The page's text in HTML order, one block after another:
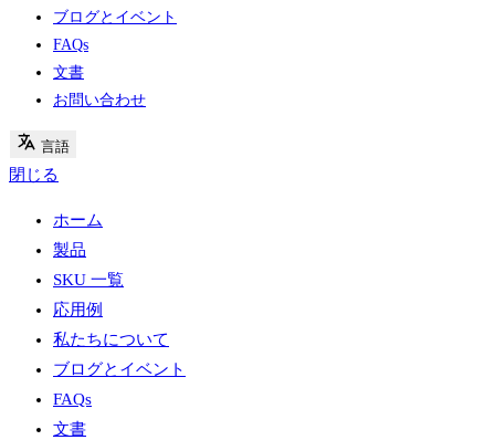
ブログとイベント
FAQs
文書
お問い合わせ
言語
閉じる
ホーム
製品
SKU 一覧
応用例
私たちについて
ブログとイベント
FAQs
文書